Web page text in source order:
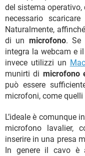
del sistema operativo,
necessario
Naturalmente,
di un microfono. Se
integra la webcam e
invece utilizzi un
munirti di microfono
può essere
microfoni, come quelli
L’ideale è comunque
microfono lavalier,
inserire in una presa
In genere il cavo è